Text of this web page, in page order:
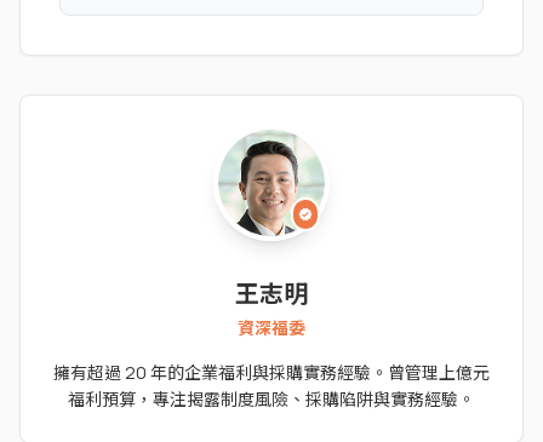
verified
王志明
資深福委
擁有超過 20 年的企業福利與採購實務經驗。曾管理上億元
福利預算，專注揭露制度風險、採購陷阱與實務經驗。